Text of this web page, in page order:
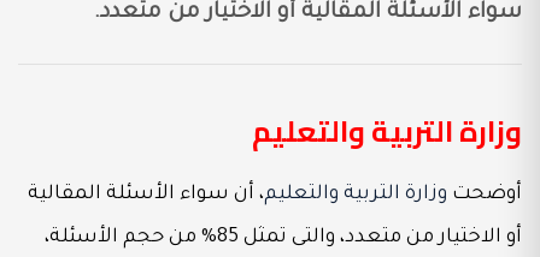
سواء الأسئلة المقالية أو الاختيار من متعدد.
وزارة التربية والتعليم
أوضحت وزارة التربية والتعليم، أن سواء الأسئلة المقالية
أو الاختيار من متعدد، والتى تمثل 85% من حجم الأسئلة،